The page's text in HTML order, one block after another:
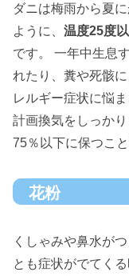
ダニは梅雨から夏
ように、 温度25度
です。 一年中生息
れたり、糞や死骸
レルギー症状に悩
計画換気をしっか
75％以下に保つこと
花粉
くしゃみや鼻水が
とも症状がでてく